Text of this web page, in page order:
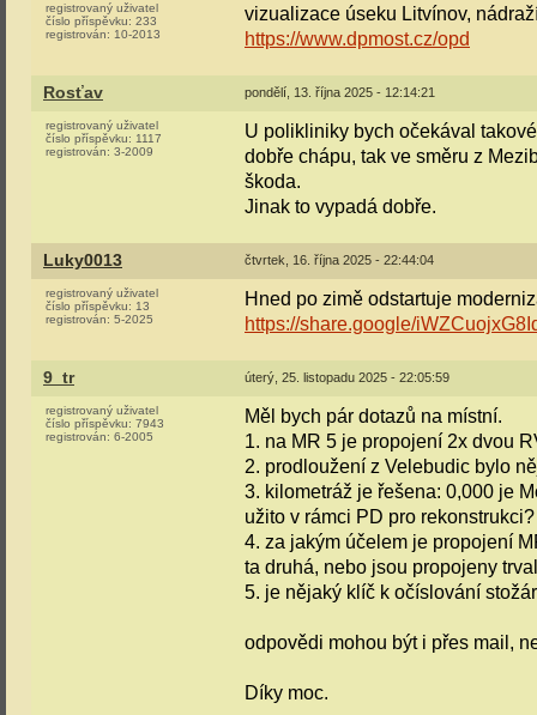
registrovaný uživatel
číslo příspěvku: 233
registrován: 10-2013
vizualizace úseku Litvínov,
https://www.dpmost.cz/opd
Rosťav pondělí, 13. října 2025 - 12:14:21
registrovaný uživatel
číslo příspěvku: 1117
registrován: 3-2009
U polikliniky bych očekával
dobře chápu, tak ve směru z
škoda.
Jinak to vypadá dobře.
Luky0013 čtvrtek, 16. října 2025 - 22:44:04
registrovaný uživatel
číslo příspěvku: 13
registrován: 5-2025
Hned po zimě odstartuje
https://share.google/
9_tr úterý, 25. listopadu 2025 - 22:05:59
registrovaný uživatel
číslo příspěvku: 7943
registrován: 6-2005
Měl bych pár dotazů na místní.
1. na MR 5 je propojení 2x dvou
2. prodloužení z Velebudic bylo
3. kilometráž je řešena: 0,000 je
užito v rámci PD pro rekonstrukci?
4. za jakým účelem je propojení
ta druhá, nebo jsou propojeny
5. je nějaký klíč k očíslování
odpovědi mohou být i přes mail,
Díky moc.